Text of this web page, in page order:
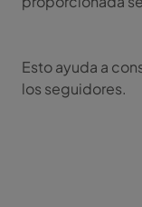
Esto ayuda a
los seguidores.